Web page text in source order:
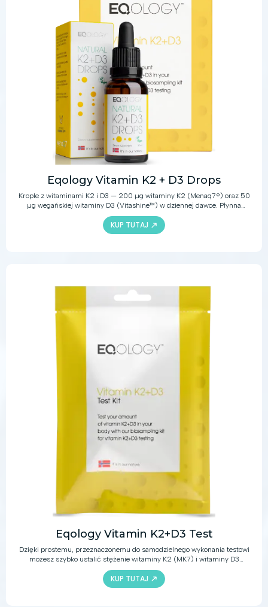
Eqology Vitamin K2 + D3 Drops
Krople z witaminami K2 i D3 — 200 µg witaminy K2 (Menaq7®) oraz 50
µg wegańskiej witaminy D3 (Vitashine™) w dziennej dawce. Płynna
forma dla osób, które nie chcą połykać kapsułek.
KUP TUTAJ
Eqology Vitamin K2+D3 Test
Dzięki prostemu, przeznaczonemu do samodzielnego wykonania testowi
możesz szybko ustalić stężenie witaminy K2 (MK7) i witaminy D3
(25(OH)D3) w surowicy. Stężenie witaminy we krwi to nic innego jak
informacja o tym, jak dużo witaminy K2 (MK7) lub D3 (25(OH)D3)
znajduje się w surowicy, co z kolei świadczy między innymi o naszej
KUP TUTAJ